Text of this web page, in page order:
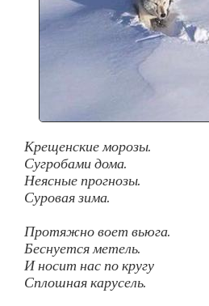
Крещенские морозы.
Сугробами дома.
Неясные прогнозы.
Суровая зима.
Протяжно воет вьюга.
Беснуется метель.
И носит нас по кругу
Сплошная карусель.